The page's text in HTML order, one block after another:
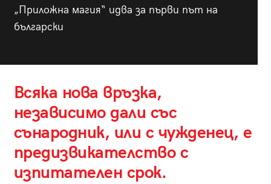
„Приложна магия“ идва за първи път на
български
Всяка нова връзка,
независимо дали със
сънародник, или с чужденец, е
предизвикателство с
изпитателен срок.